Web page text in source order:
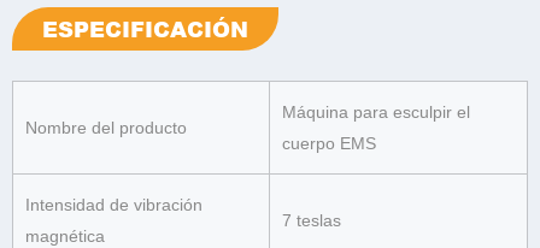
ESPECIFICACIÓN
Nombre del producto
Máquina para esculpir el
cuerpo EMS
Intensidad de vibración
magnética
7 teslas